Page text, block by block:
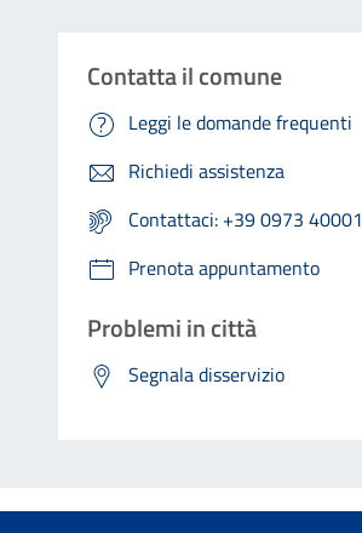
Contatta il comune
Leggi le domande frequenti
Richiedi assistenza
Contattaci: +39 0973 40001
Prenota appuntamento
Problemi in città
Segnala disservizio